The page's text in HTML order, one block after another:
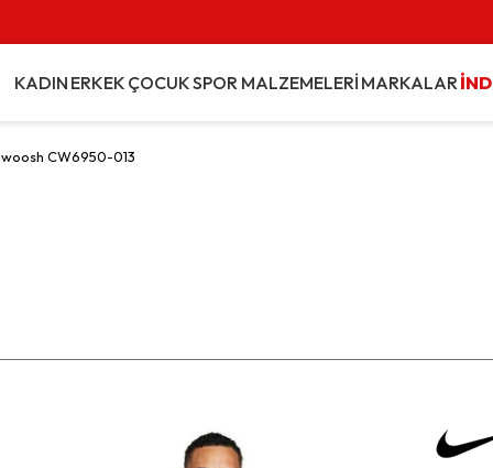
KADIN ERKEK ÇOCUKSPOR MALZEMELERİ MARKALAR
CW6950-013